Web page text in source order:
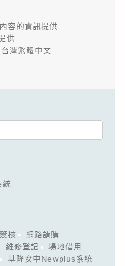
容的資訊提供
供
灣繁體中文
統
核
網路請購
維修登記
場地借用
基隆女中Newplus系統